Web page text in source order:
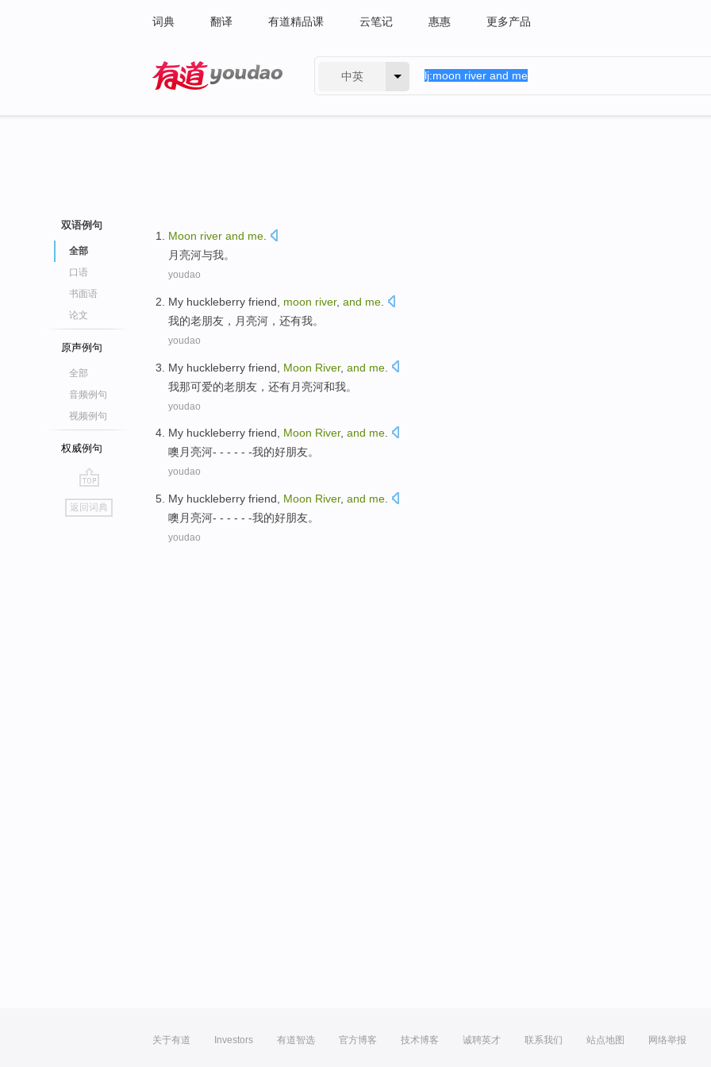
词典 翻译 有道精品课 云笔记 惠惠 更多产品
中英
双语例句
全部
口语
书面语
论文
原声例句
全部
音频例句
视频例句
权威例句
go
top
返回词典
Moon river and me
月亮河与我。
youdao
My huckleberry friend moon river, and me
我的老朋友 ， 月亮河 ， 还有我。
youdao
My huckleberry friend Moon River, and me
我那可爱的老朋友 ，还有月亮河和我。
youdao
My huckleberry friend, Moon River, and me.
噢月亮河- - - - - -我的好朋友。
youdao
My huckleberry friend Moon River, and me
噢 月亮河- - - - - -我的好朋友。
youdao
关于有道 Investors 有道智选 官方博客 技术博客 诚聘英才 联系我们 站点地图 网络举报